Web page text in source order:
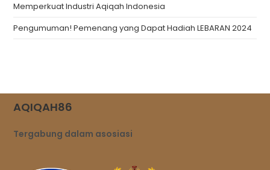
Memperkuat Industri Aqiqah Indonesia
Pengumuman! Pemenang yang Dapat Hadiah LEBARAN 2024
AQIQAH86
Tergabung dalam asosiasi